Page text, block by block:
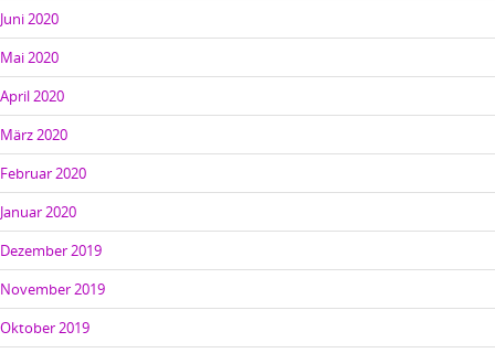
Juni 2020
Mai 2020
April 2020
März 2020
Februar 2020
Januar 2020
Dezember 2019
November 2019
Oktober 2019